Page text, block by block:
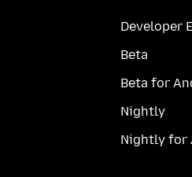
Developer
Beta
Beta for
Nightly
Nightly for